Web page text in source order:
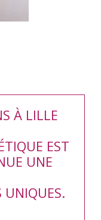
À LILLE
EST
UNE
UNIQUES.